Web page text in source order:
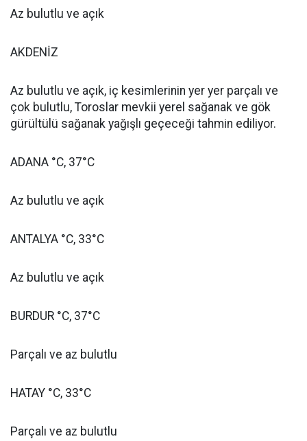
Az bulutlu ve açık
AKDENİZ
Az bulutlu ve açık, iç kesimlerinin yer yer parçalı ve
çok bulutlu, Toroslar mevkii yerel sağanak ve gök
gürültülü sağanak yağışlı geçeceği tahmin ediliyor.
ADANA °C, 37°C
Az bulutlu ve açık
ANTALYA °C, 33°C
Az bulutlu ve açık
BURDUR °C, 37°C
Parçalı ve az bulutlu
HATAY °C, 33°C
Parçalı ve az bulutlu